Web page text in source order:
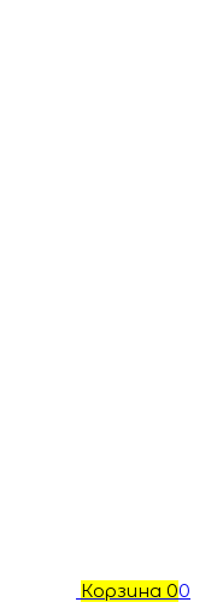
Корзина 00